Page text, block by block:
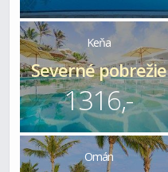
Keňa
Severné pobrežie
1316,-
Omán